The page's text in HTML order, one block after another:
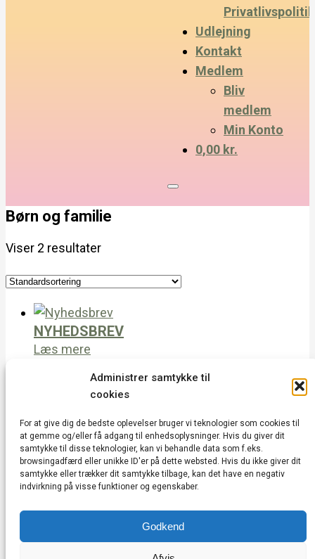
Administrer samtykke til
cookies
For at give dig de bedste oplevelser bruger vi teknologier som cookies til
at gemme og/eller få adgang til enhedsoplysninger. Hvis du giver dit
samtykke til disse teknologier, kan vi behandle data som f.eks.
browsingadfærd eller unikke ID'er på dette websted. Hvis du ikke giver dit
samtykke eller trækker dit samtykke tilbage, kan det have en negativ
indvirkning på visse funktioner og egenskaber.
Godkend
Privatlivspolitik
Udlejning
Kontakt
Medlem
Bliv
medlem
Min Konto
0,00 kr.
Børn og familie
Viser 2 resultater
NYHEDSBREV
Læs mere
OLE KIBSGAARD – BØRNE OG
75,00kr.Læs mere
Vedbæk Kulturhus | Vedbæk Stationsvej 20A |
2950 Vedbæk | CVR: 43752685 |
kontakt@vedbækkulturhus.dk
Cookie & Privatlivspolitik
Handelsbetingelser